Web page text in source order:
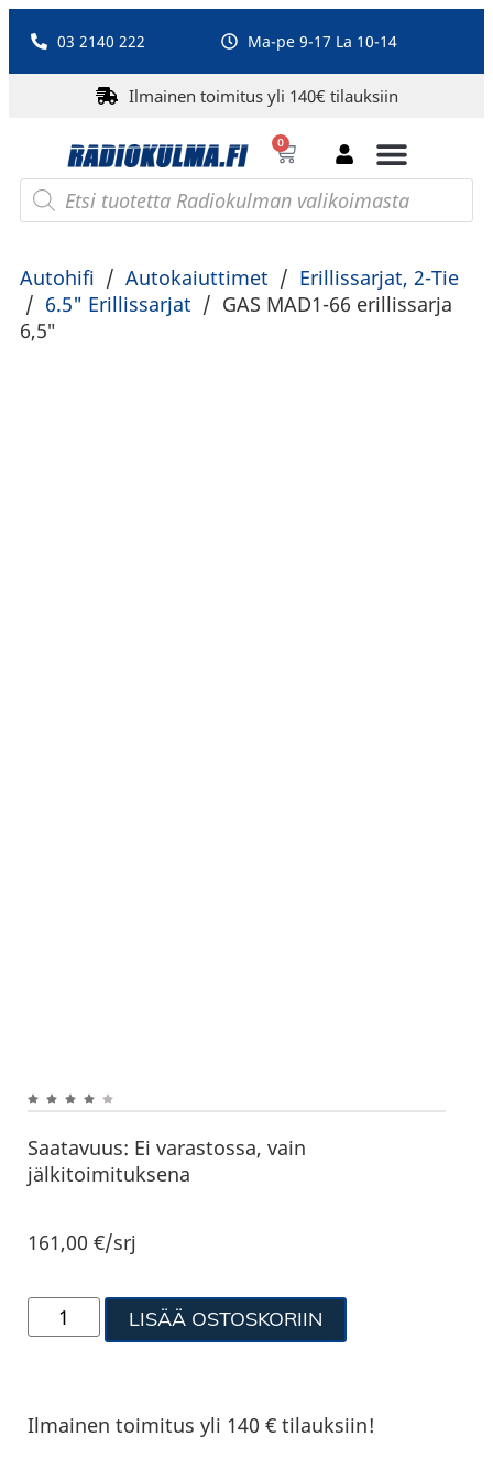
03 2140 222 Ma-pe 9-17 La 10-14
Ilmainen toimitus yli 140€ tilauksiin
0
Autohifi / Autokaiuttimet / Erillissarjat, 2-Tie
/ 6.5" Erillissarjat / GAS MAD1-66 erillissarja
6,5″
Saatavuus: Ei varastossa, vain
jälkitoimituksena
161,00€/srj
LISÄÄ OSTOSKORIIN
Ilmainen toimitus yli 140 € tilauksiin!